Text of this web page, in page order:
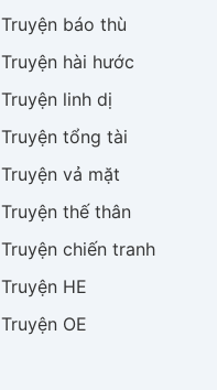
Truyện báo thù
Truyện hài hước
Truyện linh dị
Truyện tổng tài
Truyện vả mặt
Truyện thế thân
Truyện chiến tranh
Truyện HE
Truyện OE